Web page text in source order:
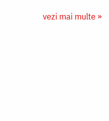
vezi mai multe »